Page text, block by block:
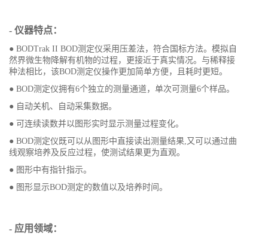
- 仪器特点：
● BODTrak II BOD测定仪采用压差法，符合国标方法。模拟自
然界微生物降解有机物的过程，更接近于真实情况。与稀释接
种法相比，该BOD测定仪操作更加简单方便，且耗时更短。
● BOD测定仪拥有6个独立的测量通道，单次可测量6个样品。
● 自动关机、自动采集数据。
● 可连续读数并以图形实时显示测量过程变化。
● BOD测定仪既可以从图形中直接读出测量结果,又可以通过曲
线观察培养及反应过程，使测试结果更为直观。
● 图形中有指针指示。
● 图形显示BOD测定的数值以及培养时间。
- 应用领域：